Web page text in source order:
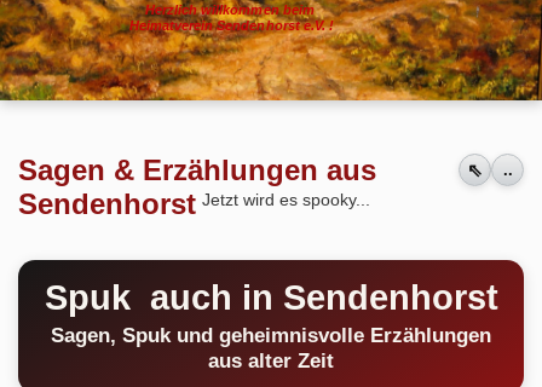
Herzlich willkommen beim
Heimatverein Sendenhorst e.V. !
Sagen & Erzählungen aus
Sendenhorst Jetzt wird es spooky...
⇖ ..
Spuk auch in Sendenhorst
Sagen, Spuk und geheimnisvolle Erzählungen
aus alter Zeit